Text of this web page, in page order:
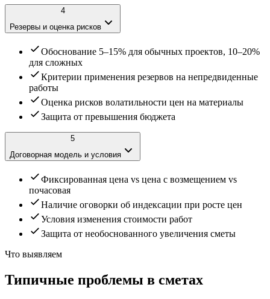
4
Резервы и оценка рисков
Обоснование 5–15% для обычных проектов, 10–20%
для сложных
Критерии применения резервов на непредвиденные
работы
Оценка рисков волатильности цен на материалы
Защита от превышения бюджета
5
Договорная модель и условия
Фиксированная цена vs цена с возмещением vs
почасовая
Наличие оговорки об индексации при росте цен
Условия изменения стоимости работ
Защита от необоснованного увеличения сметы
Что выявляем
Типичные проблемы в сметах